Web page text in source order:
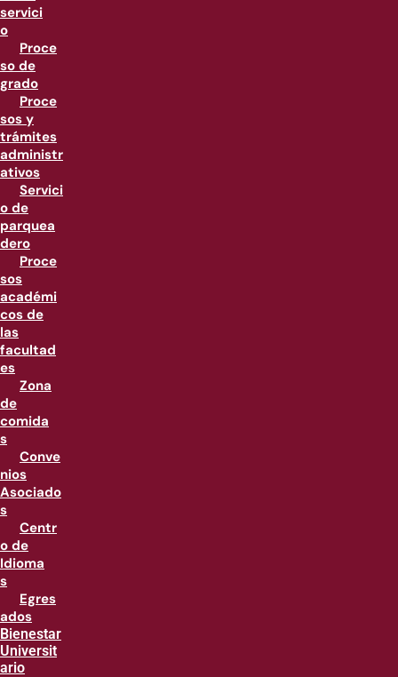
servici
o
Proce
so de
grado
Proce
sos y
trámites
administr
ativos
Servici
o de
parquea
dero
Proce
sos
académi
cos de
las
facultad
es
Zona
de
comida
s
Conve
nios
Asociado
s
Centr
o de
Idioma
s
Egres
ados
Bienestar
Universit
ario